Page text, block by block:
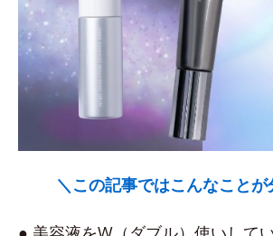
＼この記事ではこんなことが